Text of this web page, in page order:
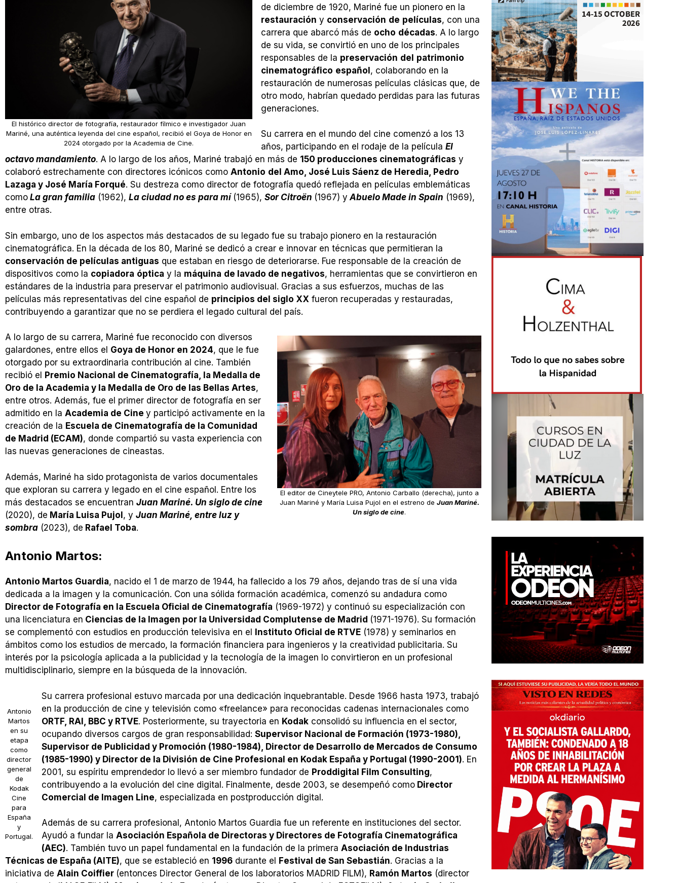
El histórico director de fotografía, restaurador fílmico e investigador Juan
Mariné, una auténtica leyenda del cine español, recibió el Goya de Honor en
2024 otorgado por la Academia de Cine.
de diciembre de 1920, Mariné fue un pionero en la
restauración y conservación de películas, con una
carrera que abarcó más de ocho décadas. A lo largo
de su vida, se convirtió en uno de los principales
responsables de la preservación del patrimonio
cinematográfico español, colaborando en la
restauración de numerosas películas clásicas que, de
otro modo, habrían quedado perdidas para las futuras
generaciones.
Su carrera en el mundo del cine comenzó a los 13
años, participando en el rodaje de la película El
octavo mandamiento. A lo largo de los años, Mariné trabajó en más de 150 producciones cinematográficas y
colaboró estrechamente con directores icónicos como Antonio del Amo, José Luis Sáenz de Heredia, Pedro
Lazaga y José María Forqué. Su destreza como director de fotografía quedó reflejada en películas emblemáticas
como La gran familia (1962), La ciudad no es para mí (1965), Sor Citroën (1967) y Abuelo Made in Spain (1969),
entre otras.
Sin embargo, uno de los aspectos más destacados de su legado fue su trabajo pionero en la restauración
cinematográfica. En la década de los 80, Mariné se dedicó a crear e innovar en técnicas que permitieran la
conservación de películas antiguas que estaban en riesgo de deteriorarse. Fue responsable de la creación de
dispositivos como la copiadora óptica y la máquina de lavado de negativos, herramientas que se convirtieron en
estándares de la industria para preservar el patrimonio audiovisual. Gracias a sus esfuerzos, muchas de las
películas más representativas del cine español de principios del siglo XX fueron recuperadas y restauradas,
contribuyendo a garantizar que no se perdiera el legado cultural del país.
El editor de Cineytele PRO, Antonio Carballo (derecha), junto a
Juan Mariné y María Luisa Pujol en el estreno de Juan Mariné.
Un siglo de cine.
A lo largo de su carrera, Mariné fue reconocido con diversos
galardones, entre ellos el Goya de Honor en 2024, que le fue
otorgado por su extraordinaria contribución al cine. También
recibió el
Premio Nacional de Cinematografía, la Medalla de
Oro de la Academia y la Medalla de Oro de las Bellas Artes,
entre otros. Además, fue el primer director de fotografía en ser
admitido en la Academia de Cine y participó activamente en la
creación de la Escuela de Cinematografía de la Comunidad
de Madrid (ECAM), donde compartió su vasta experiencia con
las nuevas generaciones de cineastas.
Además, Mariné ha sido protagonista de varios documentales
que exploran su carrera y legado en el cine español. Entre los
más destacados se encuentran Juan Mariné. Un siglo de cine
(2020), de María Luisa Pujol, y Juan Mariné, entre luz y
sombra (2023), de Rafael Toba.
Antonio Martos:
Antonio Martos Guardia, nacido el 1 de marzo de 1944, ha fallecido a los 79 años, dejando tras de sí una vida
dedicada a la imagen y la comunicación. Con una sólida formación académica, comenzó su andadura como
Director de Fotografía en la Escuela Oficial de Cinematografía (1969-1972) y continuó su especialización con
una licenciatura en Ciencias de la Imagen por la Universidad Complutense de Madrid (1971-1976). Su formación
se complementó con estudios en producción televisiva en el
Instituto Oficial de RTVE (1978) y seminarios en
ámbitos como los estudios de mercado, la formación financiera para ingenieros y la creatividad publicitaria. Su
interés por la psicología aplicada a la publicidad y la tecnología de la imagen lo convirtieron en un profesional
multidisciplinario, siempre en la búsqueda de la innovación.
Antonio
Martos
en su
etapa
como
director
general
de
Kodak
Cine
para
España
y
Portugal.
Su carrera profesional estuvo marcada por una dedicación inquebrantable. Desde 1966 hasta 1973, trabajó
en la producción de cine y televisión como «freelance» para reconocidas cadenas internacionales como
ORTF, RAI, BBC y RTVE. Posteriormente, su trayectoria en Kodak consolidó su influencia en el sector,
ocupando diversos cargos de gran responsabilidad: Supervisor Nacional de Formación (1973-1980),
Supervisor de Publicidad y Promoción (1980-1984), Director de Desarrollo de Mercados de Consumo
(1985-1990) y Director de la División de Cine Profesional en Kodak España y Portugal (1990-2001). En
2001, su espíritu emprendedor lo llevó a ser miembro fundador de Proddigital Film Consulting,
contribuyendo a la evolución del cine digital. Finalmente, desde 2003, se desempeñó como Director
Comercial de Imagen Line, especializada en postproducción digital.
Además de su carrera profesional, Antonio Martos Guardia fue un referente en instituciones del sector.
Ayudó a fundar la Asociación Española de Directoras y Directores de Fotografía Cinematográfica
(AEC). También tuvo un papel fundamental en la fundación de la primera Asociación de Industrias
Técnicas de España (AITE), que se estableció en 1996 durante el Festival de San Sebastián. Gracias a la
iniciativa de Alain Coiffier (entonces Director General de los laboratorios MADRID FILM), Ramón Martos (director